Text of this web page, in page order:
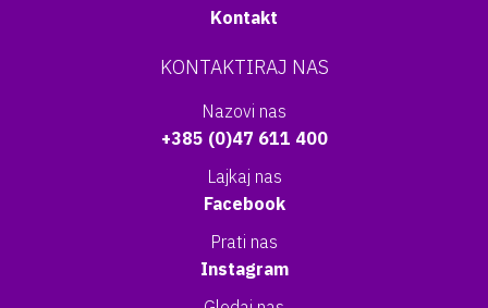
Kontakt
KONTAKTIRAJ NAS
Nazovi nas
+385 (0)47 611 400
Lajkaj nas
Facebook
Prati nas
Instagram